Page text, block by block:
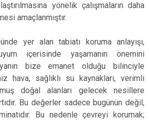
yönelik çalışmaların daha
amaçlanmıştır.
yer alan tabiatı koruma anlayışı,
içerisinde yaşamanın önemini
bize emanet olduğu bilinciyle
hava, sağlıklı su kaynakları, verimli
doğal alanları gelecek nesillere
Bu değerler sadece bugünün değil,
Bu nedenle çevreyi korumak;